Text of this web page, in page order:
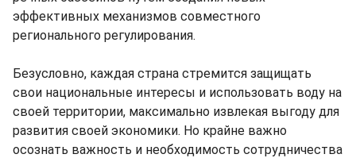
эффективных механизмов совместного
регионального регулирования.
Безусловно, каждая страна стремится защищать
свои национальные интересы и использовать воду на
своей территории, максимально извлекая выгоду для
развития своей экономики. Но крайне важно
осознать важность и необходимость сотрудничества